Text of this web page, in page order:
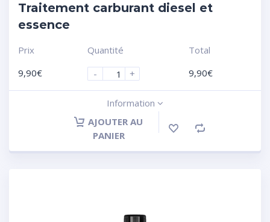
Traitement carburant diesel et
essence
Prix
9,90€
Quantité
-
+
Total
9,90€
Information
AJOUTER AU
PANIER